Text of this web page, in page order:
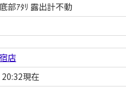
部ｱﾀﾘ 露出計不動
店
現在